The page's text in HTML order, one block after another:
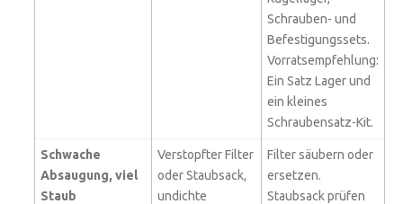
Schrauben- und
Befestigungssets.
Vorratsempfehlung:
Ein Satz Lager und
ein kleines
Schraubensatz-Kit.
Schwache
Absaugung, viel
Staub
Verstopfter Filter
oder Staubsack,
undichte
Filter säubern oder
ersetzen.
Staubsack prüfen